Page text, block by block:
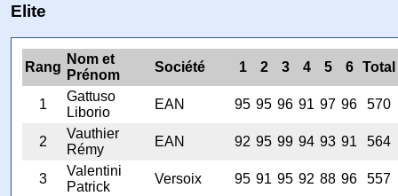
Elite
Rang
Nom et
Prénom
Société 1 2 3 4 5 6 Total
1
Gattuso
Liborio
EAN 95 95 96 91 97 96 570
2
Vauthier
Rémy
EAN 92 95 99 94 93 91 564
3
Valentini
Patrick
Versoix 95 91 95 92 88 96 557